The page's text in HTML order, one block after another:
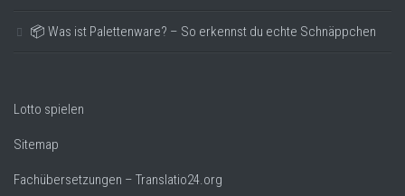
📦 Was ist Palettenware? – So erkennst du echte Schnäppchen
Lotto spielen
Sitemap
Fachübersetzungen – Translatio24.org